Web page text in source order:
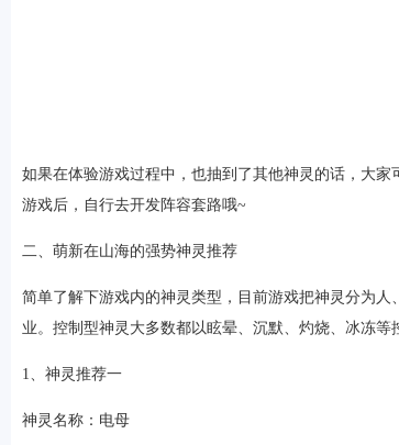
资讯如果在体验游戏过程中，也抽到了其他神灵的话，大
游戏后，自行去开发阵容套路哦~
二、萌新在山海的强势神灵推荐
简单了解下游戏内的神灵类型，目前游戏把神灵分为
业。控制型神灵大多数都以眩晕、沉默、灼烧、冰冻
1、神灵推荐一
神灵名称：电母